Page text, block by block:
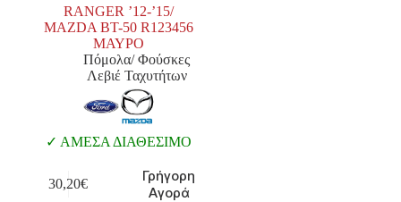
RANGER ’12-’15/
MAZDA BT-50 R123456
ΜΑΥΡΟ
Πόμολα/ Φούσκες
Λεβιέ Ταχυτήτων
ΑΜΕΣΑ ΔΙΑΘΕΣΙΜΟ
30,20€
Γρήγορη
Αγορά